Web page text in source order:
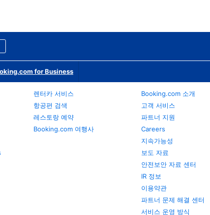
for Business
렌터카 서비스
항공편 검색
레스토랑 예약
Booking.com 여행사
Booking.com 소개
고객 서비스
파트너 지원
Careers
지속가능성
보도 자료
안전보안 자료 센터
IR 정보
이용약관
파트너 문제 해결 센터
서비스 운영 방식